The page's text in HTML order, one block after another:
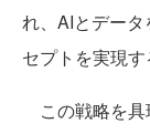
れ、AIとデー
セプトを実現す
この戦略を具